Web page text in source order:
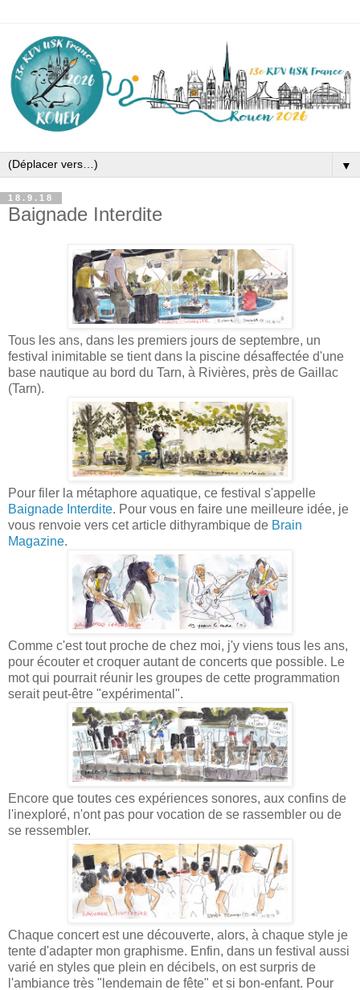
▼
18.9.18
Baignade Interdite
Tous les ans, dans les premiers jours de septembre, un
festival inimitable se tient dans la piscine désaffectée d'une
base nautique au bord du Tarn, à Rivières, près de Gaillac
(Tarn).
Pour filer la métaphore aquatique, ce festival s'appelle
Baignade Interdite. Pour vous en faire une meilleure idée, je
vous renvoie vers cet article dithyrambique de Brain
Magazine.
Comme c'est tout proche de chez moi, j'y viens tous les ans,
pour écouter et croquer autant de concerts que possible. Le
mot qui pourrait réunir les groupes de cette programmation
serait peut-être "expérimental".
Encore que toutes ces expériences sonores, aux confins de
l'inexploré, n'ont pas pour vocation de se rassembler ou de
se ressembler.
Chaque concert est une découverte, alors, à chaque style je
tente d'adapter mon graphisme. Enfin, dans un festival aussi
varié en styles que plein en décibels, on est surpris de
l'ambiance très "lendemain de fête" et si bon-enfant. Pour